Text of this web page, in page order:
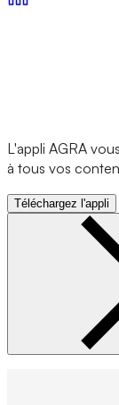
L'appli AGRA
à tous vos
Téléchargez l'appli